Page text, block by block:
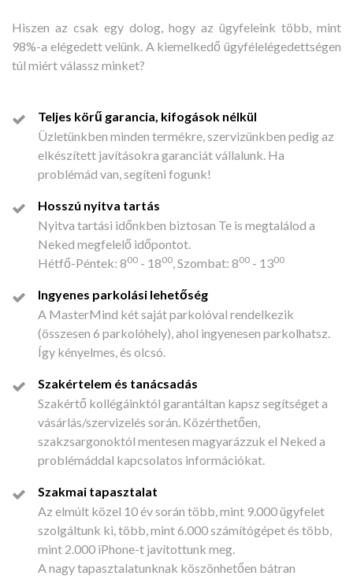
Hiszen az csak egy dolog, hogy az ügyfeleink több, mint
98%-a elégedett velünk. A kiemelkedő ügyfélelégedettségen
túl miért válassz minket?
Teljes körű garancia, kifogások nélkül
Üzletünkben minden termékre, szervizünkben pedig az
elkészített javításokra garanciát vállalunk. Ha
problémád van, segíteni fogunk!
Hosszú nyitva tartás
Nyitva tartási időnkben biztosan Te is megtalálod a
Neked megfelelő időpontot.
Hétfő-Péntek: 800 - 1800 , Szombat: 800 - 1300
Ingyenes parkolási lehetőség
A MasterMind két saját parkolóval rendelkezik
(összesen 6 parkolóhely), ahol ingyenesen parkolhatsz.
Így kényelmes, és olcsó.
Szakértelem és tanácsadás
Szakértő kollégáinktól garantáltan kapsz segítséget a
vásárlás/szervizelés során. Közérthetően,
szakzsargonoktól mentesen magyarázzuk el Neked a
problémáddal kapcsolatos információkat.
Szakmai tapasztalat
Az elmúlt közel 10 év során több, mint 9.000 ügyfelet
szolgáltunk ki, több, mint 6.000 számítógépet és több,
mint 2.000 iPhone-t javítottunk meg.
A nagy tapasztalatunknak köszönhetően bátran